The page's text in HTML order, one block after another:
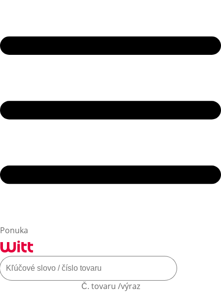
Ponuka
Č. tovaru /výraz